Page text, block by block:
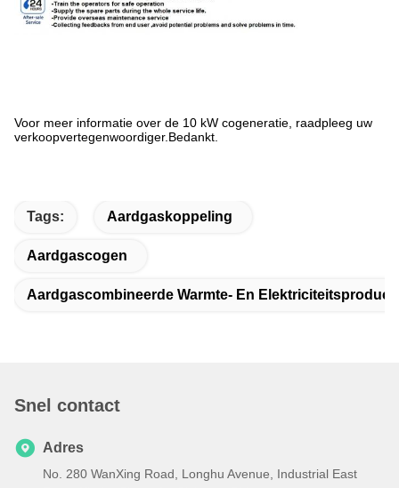
Voor meer informatie over de 10 kW cogeneratie, raadpleeg uw
verkoopvertegenwoordiger.Bedankt.
Tags: Aardgaskoppeling
Aardgascogen
Aardgascombineerde Warmte- En
Snel contact
Adres
No. 280 WanXing Road, Longhu Avenue, Industrial East